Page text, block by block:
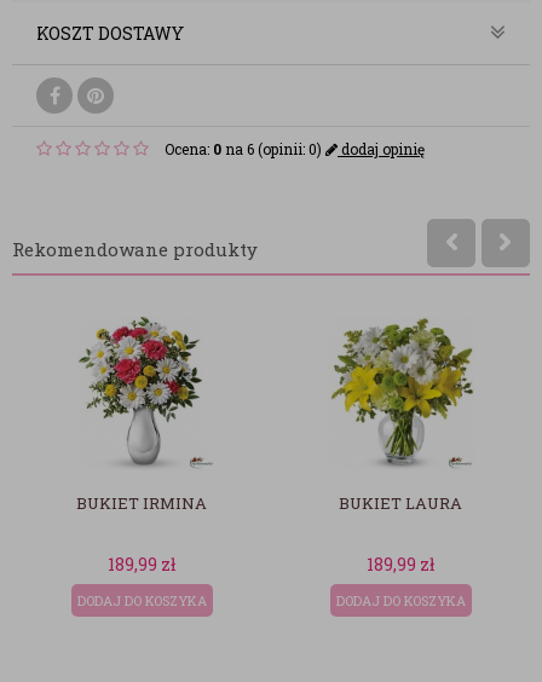
KOSZT DOSTAWY
Ocena: 0 na 6 (opinii: 0) dodaj opinię
Rekomendowane produkty
BUKIET IRMINA
189,99 zł
DODAJ DO KOSZYKA
BUKIET LAURA
189,99 zł
DODAJ DO KOSZYKA